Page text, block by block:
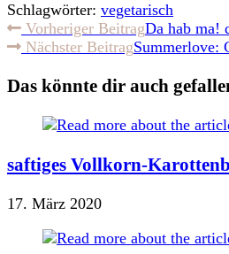
Schlagwörter: vegetarisch
Weitere
Artikel
ansehen
Vorheriger BeitragDa hab ma!
Nächster BeitragSummerlove:
Das könnte dir auch
saftiges Vollkorn-
17. März 2020